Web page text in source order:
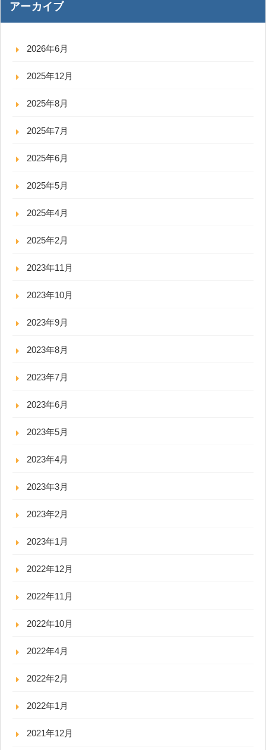
アーカイブ
2026年6月
2025年12月
2025年8月
2025年7月
2025年6月
2025年5月
2025年4月
2025年2月
2023年11月
2023年10月
2023年9月
2023年8月
2023年7月
2023年6月
2023年5月
2023年4月
2023年3月
2023年2月
2023年1月
2022年12月
2022年11月
2022年10月
2022年4月
2022年2月
2022年1月
2021年12月